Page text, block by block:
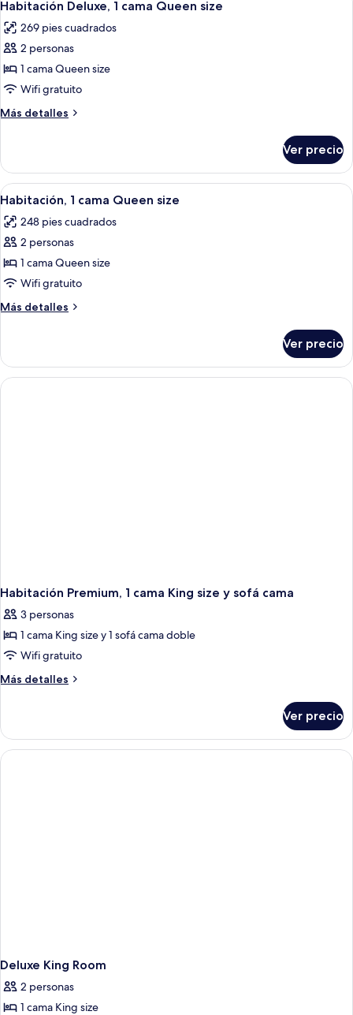
View)
size
(Monastery
todas
las
fotos
de
Habitación
Deluxe,
1
Queen
size
Habitación Deluxe, 1 cama Queen size
269 pies cuadrados
2 personas
1 cama Queen size
Wifi gratuito
Más detalles
Más
Deluxe,
cama
size
Ver precio
Abrir
todas
las
fotos
de
Habitación,
1
cama
size
Una habitación de hotel con una
5
Habitación, 1 cama Queen size
248 pies cuadrados
2 personas
1 cama Queen size
Wifi gratuito
Más detalles
Más
1
cama
Queen
Ver precio
Habitación Premium, 1 cama King size y sofá cama
3 personas
1 cama King size y 1 sofá cama doble
Wifi gratuito
Más detalles
Más
Premium,
cama
Ver precio
Deluxe King Room
2 personas
1 cama King size